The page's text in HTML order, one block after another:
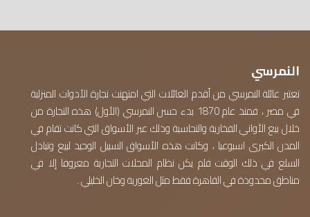
النمرسي
تعتبر عائلة النمرسي من أقدم العائلات التي امتهنت تجارة الأدوات المنزلية
في مصر ، فمنذ عام 1870 بدء حسن النمرسي (الأول) هذه التجارة من
خلال بيع الأواني الفخارية والنحاسية وذلك عبر الأسواق التي كانت تقام في
المدن الكبرى اسبوعيا ، وكانت هذه الأسواق السبيل الوحيد لبيع وتبادل
السلع في ذلك الوقت فلم يكن نظام المحلات التجارية معروفا إلا في
مناطق محدودة في القاهرة فقط مثل الغورية وخان الخليلي .